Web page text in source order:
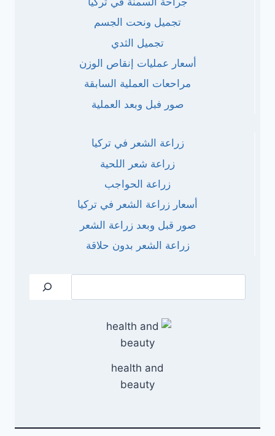
تجميل ونحت الجسم
تجميل الثدي
أسعار عمليات إنقاص الوزن
مراحعات العملية السابقة
صور فبل وبعد العملية
زراعة الشعر في تركيا
زراعة شعر اللحية
زراعة الحواجب
أسعار زراعة الشعر في تركيا
صور قبل وبعد زراعة الشعر
زراعة الشعر بدون حلاقة
health and
beauty